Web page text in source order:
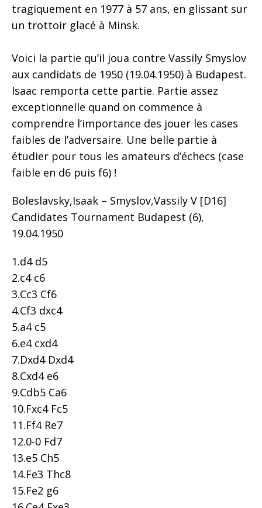
tragiquement en 1977 à 57 ans, en glissant sur
un trottoir glacé à Minsk.
Voici la partie qu’il joua contre Vassily Smyslov
aux candidats de 1950 (19.04.1950) à Budapest.
Isaac remporta cette partie. Partie assez
exceptionnelle quand on commence à
comprendre l’importance des jouer les cases
faibles de l’adversaire. Une belle partie à
étudier pour tous les amateurs d’échecs (case
faible en d6 puis f6) !
Boleslavsky,Isaak – Smyslov,Vassily V [D16]
Candidates Tournament Budapest (6),
19.04.1950
1.d4 d5
2.c4 c6
3.Cc3 Cf6
4.Cf3 dxc4
5.a4 c5
6.e4 cxd4
7.Dxd4 Dxd4
8.Cxd4 e6
9.Cdb5 Ca6
10.Fxc4 Fc5
11.Ff4 Re7
12.0-0 Fd7
13.e5 Ch5
14.Fe3 Thc8
15.Fe2 g6